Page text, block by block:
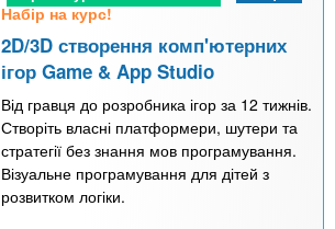
Набір на курс!
2D/3D створення комп'ютерних
ігор Game & App Studio
Від гравця до розробника ігор за 12 тижнів.
Створіть власні платформери, шутери та
стратегії без знання мов програмування.
Візуальне програмування для дітей з
розвитком логіки.